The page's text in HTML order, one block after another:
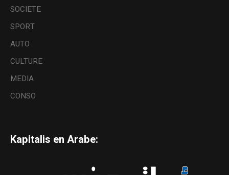
SOCIETE
SPORT
AUTO
CULTURE
MEDIA
CONSO
Kapitalis en Arabe: